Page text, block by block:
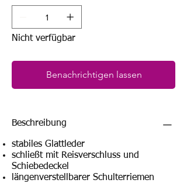
Nicht verfügbar
Benachrichtigen lassen
Beschreibung
stabiles Glattleder
schließt mit Reisverschluss und
Schiebedeckel
längenverstellbarer Schulterriemen